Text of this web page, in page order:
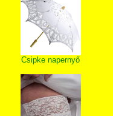
Csipke napernyő